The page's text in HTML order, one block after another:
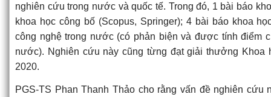
nghiên cứu trong nước và quốc tế. Trong đó, 1 bài báo
khoa học công bố (Scopus, Springer); 4 bài báo khoa
công nghệ trong nước (có phản biện và được tính điểm
nước). Nghiên cứu này cũng từng đạt giải thưởng Khoa
2020.
PGS-TS Phan Thanh Thảo cho rằng vấn đề nghiên cứu